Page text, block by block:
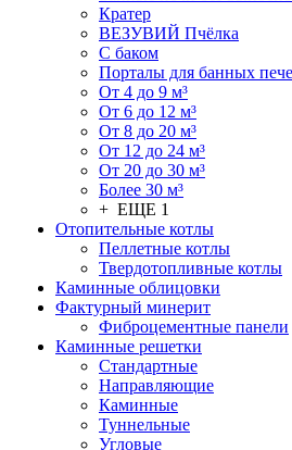
Кратер
ВЕЗУВИЙ Пчёлка
С баком
Порталы для банных
От 4 до 9 м³
От 6 до 12 м³
От 8 до 20 м³
От 12 до 24 м³
От 20 до 30 м³
Более 30 м³
+ ЕЩЕ 1
Отопительные котлы
Пеллетные котлы
Твердотопливные котлы
Каминные облицовки
Фактурный минерит
Фиброцементные панели
Каминные решетки
Стандартные
Направляющие
Каминные
Туннельные
Угловые